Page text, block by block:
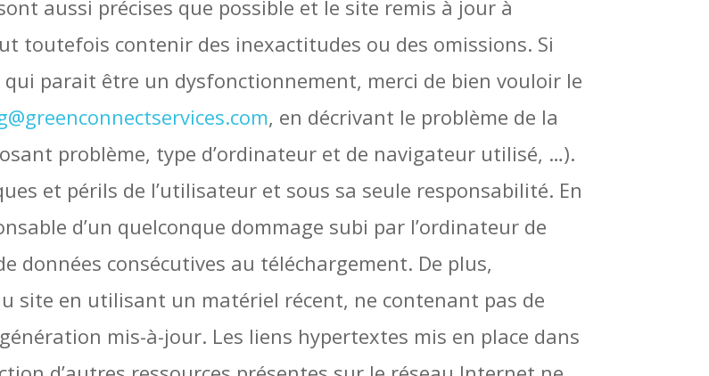
aussi précises que possible et le site remis à jour à
toutefois contenir des inexactitudes ou des omissions. Si
parait être un dysfonctionnement, merci de bien vouloir le
, en décrivant le problème de la
problème, type d’ordinateur et de navigateur utilisé, …).
et périls de l’utilisateur et sous sa seule responsabilité. En
d’un quelconque dommage subi par l’ordinateur de
données consécutives au téléchargement. De plus,
site en utilisant un matériel récent, ne contenant pas de
mis-à-jour. Les liens hypertextes mis en place dans